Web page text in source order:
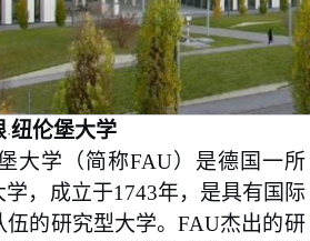
·纽伦堡大学
大学（简称FAU）是德国一所
，成立于1743年，是具有国际
伍的研究型大学。FAU杰出的研